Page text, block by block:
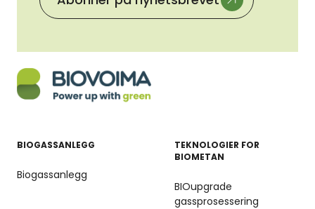
BIOGASSANLEGG
Biogassanlegg
TEKNOLOGIER FOR
BIOMETAN
BIOupgrade
gassprosessering